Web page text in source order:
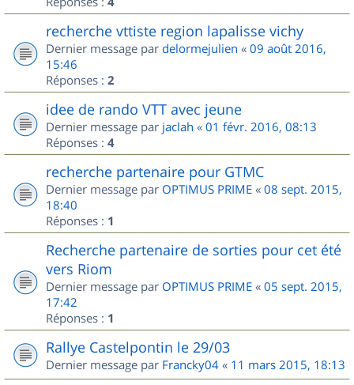
recherche vttiste region lapalisse vichy
Dernier message par delormejulien « 09 août 2016,
15:46
Réponses : 2
idee de rando VTT avec jeune
Dernier message par jaclah « 01 févr. 2016, 08:13
Réponses : 4
recherche partenaire pour GTMC
Dernier message par OPTIMUS PRIME « 08 sept. 2015,
18:40
Réponses : 1
Recherche partenaire de sorties pour cet été
vers Riom
Dernier message par OPTIMUS PRIME « 05 sept. 2015,
17:42
Réponses : 1
Rallye Castelpontin le 29/03
Dernier message par Francky04 « 11 mars 2015, 18:13